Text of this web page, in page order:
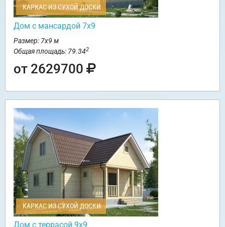
КАРКАС ИЗ СУХОЙ ДОСКИ
Дом с мансардой 7х9
Размер: 7х9 м
Общая площадь: 79.342
от 2629700
КАРКАС ИЗ СУХОЙ ДОСКИ
Дом с террасой 9х9